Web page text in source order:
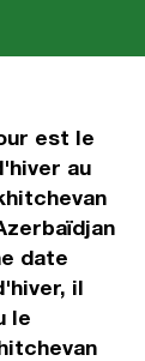
est le
au
date
il
le